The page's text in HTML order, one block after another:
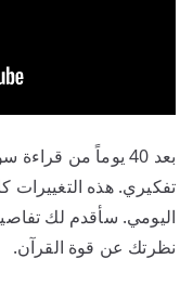
بعد 40 يوماً من
تفكيري. هذه التغييرات
اليومي. سأقدم لك
نظرتك عن قوة القرآن.